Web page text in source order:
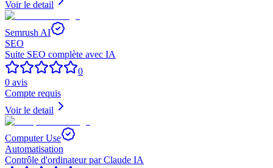
Voir le detail
Semrush AI
SEO
Suite SEO complète avec IA
0
0 avis
Compte requis
Voir le detail
Computer Use
Automatisation
Contrôle d'ordinateur par Claude IA